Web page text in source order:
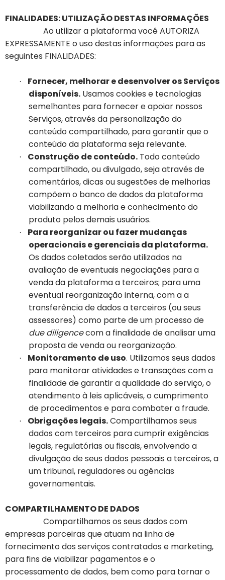
FINALIDADES: UTILIZAÇÃO DESTAS INFORMAÇÕES
Ao utilizar a plataforma você AUTORIZA
EXPRESSAMENTE o uso destas informações para as
seguintes FINALIDADES:
·
Fornecer, melhorar e desenvolver os Serviços
disponíveis. Usamos cookies e tecnologias
semelhantes para fornecer e apoiar nossos
Serviços, através da personalização do
conteúdo compartilhado, para garantir que o
conteúdo da plataforma seja relevante.
· Construção de conteúdo. Todo conteúdo
compartilhado, ou divulgado, seja através de
comentários, dicas ou sugestões de melhorias
compõem o banco de dados da plataforma
viabilizando a melhoria e conhecimento do
produto pelos demais usuários.
·
Para reorganizar ou fazer mudanças
operacionais e gerenciais da plataforma.
Os dados coletados serão utilizados na
avaliação de eventuais negociações para a
venda da plataforma a terceiros; para uma
eventual reorganização interna, com a a
transferência de dados a terceiros (ou seus
assessores) como parte de um processo de
due diligencecom a finalidade de analisar uma
proposta de venda ou reorganização.
· Monitoramento de uso. Utilizamos seus dados
para monitorar atividades e transações com a
finalidade de garantir a qualidade do serviço, o
atendimento à leis aplicáveis, o cumprimento
de procedimentos e para combater a fraude.
· Obrigações legais.Compartilhamos seus
dados com terceiros para cumprir exigências
legais, regulatórias ou fiscais, envolvendo a
divulgação de seus dados pessoais a terceiros, a
um tribunal, reguladores ou agências
governamentais.
COMPARTILHAMENTO DE DADOS
Compartilhamos os seus dados com
empresas parceiras que atuam na linha de
fornecimento dos serviços contratados e marketing,
para fins de viabilizar pagamentos e o
processamento de dados, bem como para tornar o